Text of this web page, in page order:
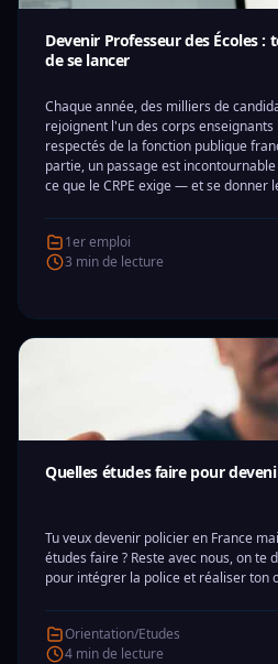
Devenir Professeur des Écoles
de se lancer
Chaque année, des milliers de
rejoignent l'un des corps
respectés de la fonction publique
partie, un passage est
ce que le CRPE exige — et se donner
1er emploi
3 min de lecture
Quelles études faire pour
Tu veux devenir policier en France
études faire ? Reste avec nous, on te
pour intégrer la police et réaliser ton
Orientation/Etudes
4 min de lecture